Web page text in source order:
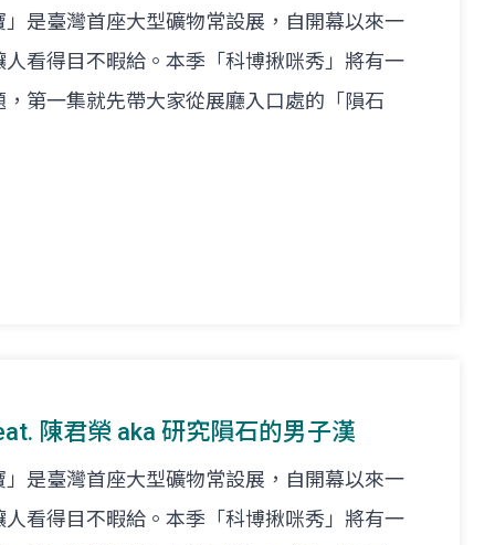
是臺灣首座大型礦物常設展，自開幕以來一
看得目不暇給。本季「科博揪咪秀」將有一
第一集就先帶大家從展廳入口處的「隕石
陳君榮 aka 研究隕石的男子漢
是臺灣首座大型礦物常設展，自開幕以來一
看得目不暇給。本季「科博揪咪秀」將有一